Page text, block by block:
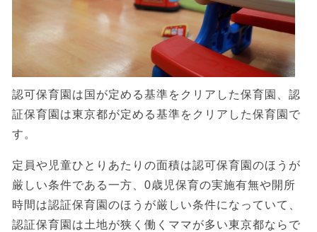
認可保育園は国が定める基準をクリアした保育園、認
証保育園は東京都が定める基準をクリアした保育園で
す。
定員や児童ひとりあたりの面積は認可保育園のほうが
厳しい条件である一方、0歳児保育の実施有無や開所
時間は認証保育園のほうが厳しい条件になっていて、
認証保育園は土地が狭く働くママが多い東京都ならで